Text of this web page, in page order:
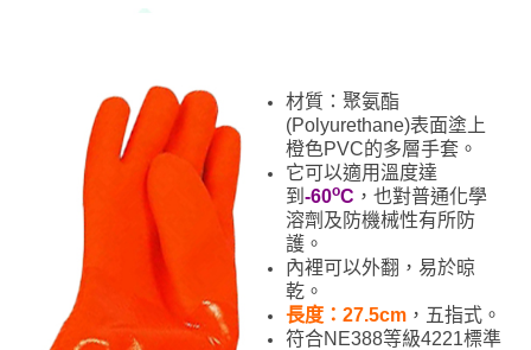
材質：聚氨酯
(Polyurethane)表面塗上
橙色PVC的多層手套。
它可以適用溫度達
到 -60oC ，也對普通化學
溶劑及防機械性有所防
護。
內裡可以外翻，易於晾
乾。
長度：27.5cm ，五指式。
符合NE388等級4221標準